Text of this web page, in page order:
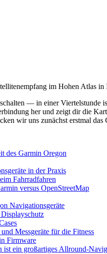
im Hohen Atlas
— in einer Viertelstunde
her und zeigt dir die
wir uns zunächst erstmal das
des Garmin Oregon
in der Praxis
Fahrradfahren
versus OpenStreetMap
Navigationsgeräte
Messgeräte für die Fitness
Firmware
ist ein großartiges Allround-